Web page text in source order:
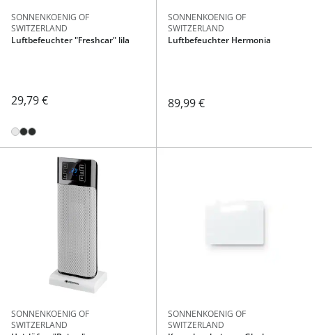
SONNENKOENIG OF
SWITZERLAND
Luftbefeuchter "Freshcar" lila
29,79 €
SONNENKOENIG OF
SWITZERLAND
Luftbefeuchter Hermonia
89,99 €
SONNENKOENIG OF
SWITZERLAND
SONNENKOENIG OF
SWITZERLAND